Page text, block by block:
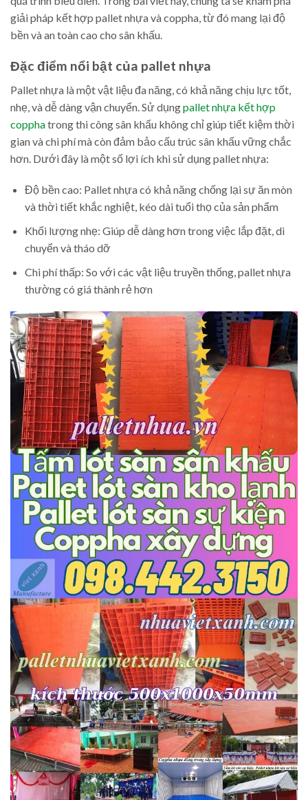
giải pháp kết hợp pallet nhựa và coppha, từ đó mang lại độ
bền và an toàn cao cho sân khấu.
Đặc điểm nổi bật của pallet nhựa
Pallet nhựa là một vật liệu đa năng, có khả năng chịu lực tốt,
nhẹ, và dễ dàng vận chuyển. Sử dụngpallet nhựa kết hợp
copphatrong thi công sân khấu không chỉ giúp tiết kiệm thời
gian và chi phí mà còn đảm bảo cấu trúc sân khấu vững chắc
hơn. Dưới đây là một số lợi ích khi sử dụng pallet nhựa:
Độ bền cao: Pallet nhựa có khả năng chống lại sự ăn mòn
và thời tiết khắc nghiệt, kéo dài tuổi thọ của sản phẩm
Khối lượng nhẹ: Giúp dễ dàng hơn trong việc lắp đặt, di
chuyển và tháo dỡ
Chi phí thấp: So với các vật liệu truyền thống, pallet nhựa
thường có giá thành rẻ hơn